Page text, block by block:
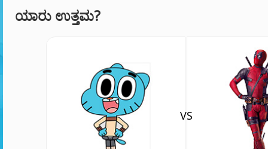
ಯಾರು ಉತ್ತಮ?
VS